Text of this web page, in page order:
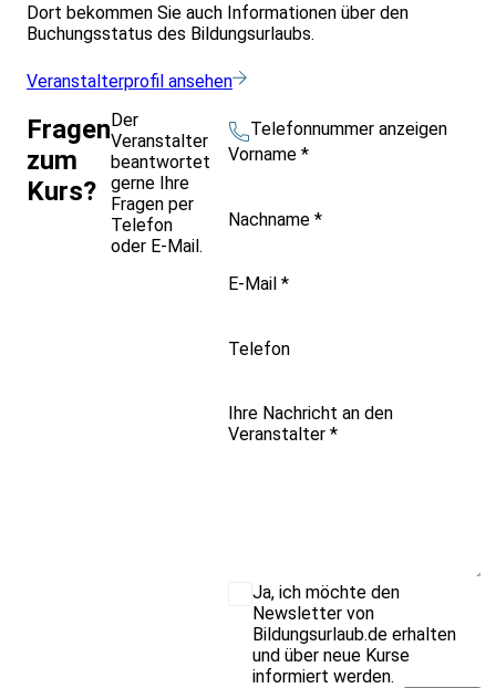
Dort bekommen Sie auch Informationen über den
Buchungsstatus des Bildungsurlaubs.
Veranstalterprofil ansehen
Fragen
zum
Kurs?
Der
Veranstalter
beantwortet
gerne Ihre
Fragen per
Telefon
oder E-Mail.
Telefonnummer anzeigen
Vorname *
Nachname *
E-Mail *
Telefon
Ihre Nachricht an den
Veranstalter *
Ja, ich möchte den
Newsletter von
Bildungsurlaub.de erhalten
und über neue Kurse
informiert werden.